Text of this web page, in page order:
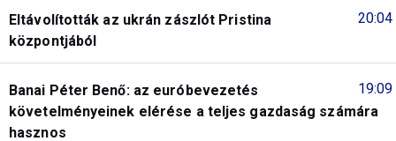
20:04
Eltávolították az ukrán zászlót Pristina
központjából
19:09
Banai Péter Benő: az euróbevezetés
követelményeinek elérése a teljes gazdaság számára
hasznos